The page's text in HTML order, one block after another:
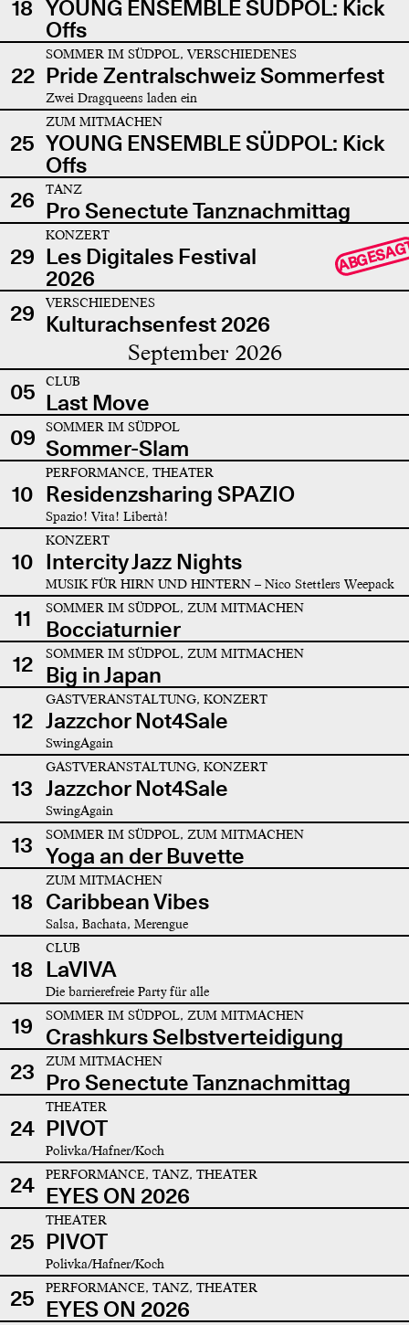
18 YOUNG ENSEMBLE SÜDPOL: Kick
Offs
22
SOMMER IM SÜDPOL, VERSCHIEDENES
Pride Zentralschweiz Sommerfest
Zwei Dragqueens laden ein
25
ZUM MITMACHEN
YOUNG ENSEMBLE SÜDPOL: Kick
Offs
26
TANZ
Pro Senectute Tanznachmittag
29
KONZERT
Les Digitales Festival
2026
29 VERSCHIEDENES
Kulturachsenfest 2026
September 2026
05 CLUB
Last Move
09
SOMMER IM SÜDPOL
Sommer-Slam
10
PERFORMANCE, THEATER
Residenzsharing SPAZIO
Spazio! Vita! Libertà!
10
KONZERT
Intercity Jazz Nights
MUSIK FÜR HIRN UND HINTERN – Nico Stettlers Weepack
11 SOMMER IM SÜDPOL, ZUM MITMACHEN
Bocciaturnier
12
SOMMER IM SÜDPOL, ZUM MITMACHEN
Big in Japan
12
GASTVERANSTALTUNG, KONZERT
Jazzchor Not4Sale
SwingAgain
13
GASTVERANSTALTUNG, KONZERT
Jazzchor Not4Sale
SwingAgain
13 SOMMER IM SÜDPOL, ZUM MITMACHEN
Yoga an der Buvette
18
ZUM MITMACHEN
Caribbean Vibes
Salsa, Bachata, Merengue
18
CLUB
LaVIVA
Die barrierefreie Party für alle
19 SOMMER IM SÜDPOL, ZUM MITMACHEN
Crashkurs Selbstverteidigung
23
ZUM MITMACHEN
Pro Senectute Tanznachmittag
24
THEATER
PIVOT
Polivka/Hafner/Koch
24 PERFORMANCE, TANZ, THEATER
EYES ON 2026
25
THEATER
PIVOT
Polivka/Hafner/Koch
25 PERFORMANCE, TANZ, THEATER
EYES ON 2026